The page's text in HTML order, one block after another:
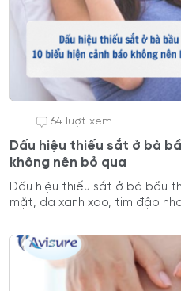
64 lượt xem
Dấu hiệu thiếu sắt ở bà
không nên bỏ qua
Dấu hiệu thiếu sắt ở bà bầu
mặt, da xanh xao, tim đập